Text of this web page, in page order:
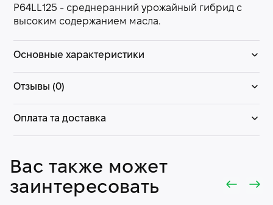
P64LL125 - среднеранний урожайный гибрид с
высоким содержанием масла.
Основные характеристики
Отзывы (0)
Оплата та доставка
Вас также может
заинтересовать